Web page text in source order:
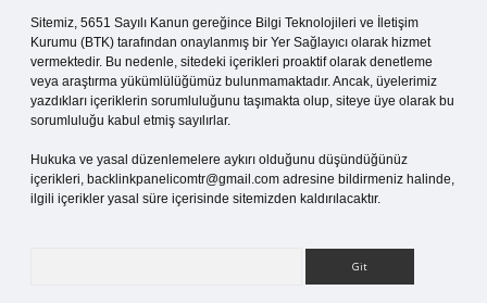
Sitemiz, 5651 Sayılı Kanun gereğince Bilgi Teknolojileri ve İletişim
Kurumu (BTK) tarafından onaylanmış bir Yer Sağlayıcı olarak hizmet
vermektedir. Bu nedenle, sitedeki içerikleri proaktif olarak denetleme
veya araştırma yükümlülüğümüz bulunmamaktadır. Ancak, üyelerimiz
yazdıkları içeriklerin sorumluluğunu taşımakta olup, siteye üye olarak bu
sorumluluğu kabul etmiş sayılırlar.
Hukuka ve yasal düzenlemelere aykırı olduğunu düşündüğünüz
içerikleri, backlinkpanelicomtr@gmail.com adresine bildirmeniz halinde,
ilgili içerikler yasal süre içerisinde sitemizden kaldırılacaktır.